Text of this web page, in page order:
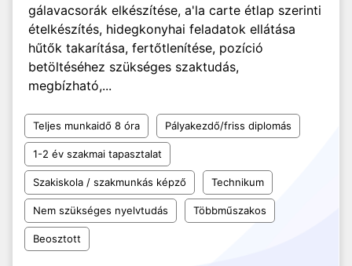
gálavacsorák elkészítése, a'la carte étlap szerinti
ételkészítés, hidegkonyhai feladatok ellátása
hűtők takarítása, fertőtlenítése, pozíció
betöltéséhez szükséges szaktudás,
megbízható,...
Teljes munkaidő 8 óra Pályakezdő/friss diplomás
1-2 év szakmai tapasztalat
Szakiskola / szakmunkás képző Technikum
Nem szükséges nyelvtudás Többműszakos
Beosztott